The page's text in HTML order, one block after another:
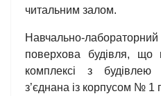
читальним залом.
Навчально-
поверхова будівля, що
комплексі з
з’єднана із корпусом № 1